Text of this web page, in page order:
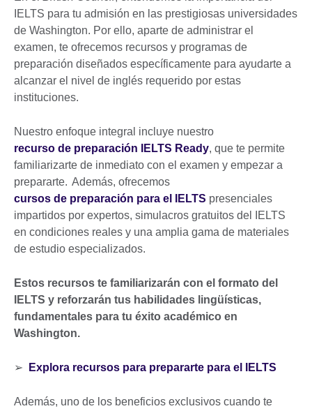
IELTS para tu admisión en las prestigiosas universidades
de Washington. Por ello, aparte de administrar el
examen, te ofrecemos recursos y programas de
preparación diseñados específicamente para ayudarte a
alcanzar el nivel de inglés requerido por estas
instituciones.
Nuestro enfoque integral incluye nuestro
recurso de preparación IELTS Ready, que te permite
familiarizarte de inmediato con el examen y empezar a
prepararte. Además, ofrecemos
cursos de preparación para el IELTS presenciales
impartidos por expertos, simulacros gratuitos del IELTS
en condiciones reales y una amplia gama de materiales
de estudio especializados.
Estos recursos te familiarizarán con el formato del
IELTS y reforzarán tus habilidades lingüísticas,
fundamentales para tu éxito académico en
Washington.
➢ Explora recursos para prepararte para el IELTS
Además, uno de los beneficios exclusivos cuando te